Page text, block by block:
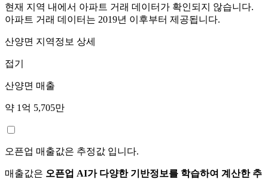
현재 지역 내에서 아파트 거래 데이터가 확인되지 않습니다.
아파트 거래 데이터는 2019년 이후부터 제공됩니다.
산양면 지역정보 상세
접기
산양면 매출
약 1억 5,705만
오픈업 매출값은 추정값 입니다.
매출값은 오픈업 AI가 다양한 기반정보를 학습하여 계산한 추